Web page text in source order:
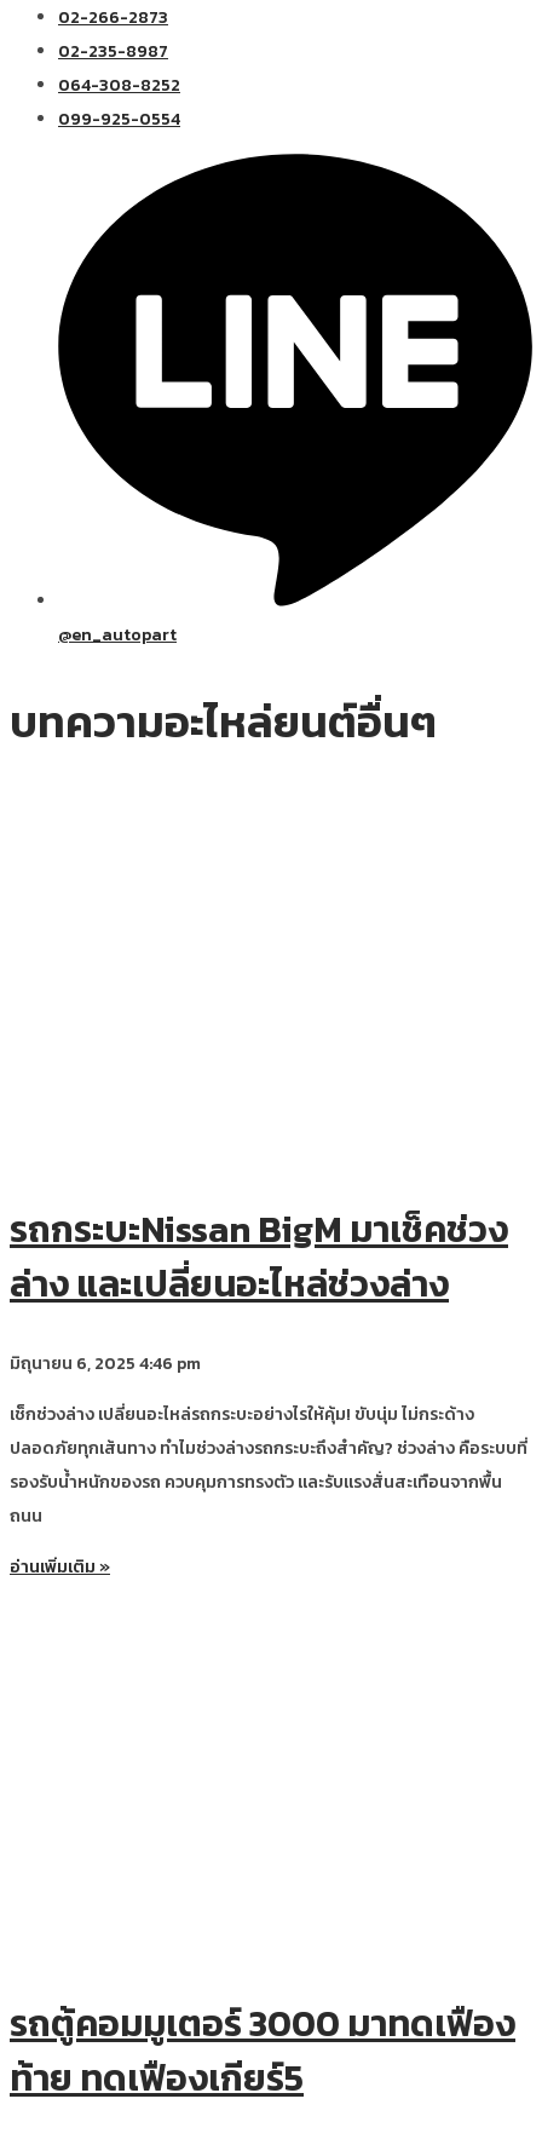
02-266-2873
02-235-8987
064-308-8252
099-925-0554
@en_autopart
บทความอะไหล่ยนต์อื่นๆ
รถกระบะNissan BigM มาเช็คช่วง
ล่าง และเปลี่ยนอะไหล่ช่วงล่าง
มิถุนายน 6, 20254:46 pm
เช็กช่วงล่าง เปลี่ยนอะไหล่รถกระบะอย่างไรให้คุ้ม! ขับนุ่ม ไม่กระด้าง
ปลอดภัยทุกเส้นทาง ทำไมช่วงล่างรถกระบะถึงสำคัญ? ช่วงล่าง คือระบบที่
รองรับน้ำหนักของรถ ควบคุมการทรงตัว และรับแรงสั่นสะเทือนจากพื้น
ถนน
อ่านเพิ่มเติม »
รถตู้คอมมูเตอร์ 3000 มาทดเฟือง
ท้าย ทดเฟืองเกียร์5